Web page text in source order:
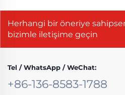
Herhangi bir öneriye
bizimle iletişime geçin
Tel / WhatsApp / WeChat:
+86-136-8583-1788